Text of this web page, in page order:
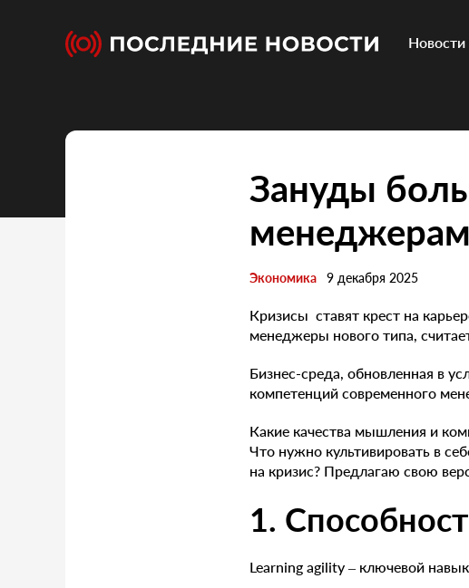
Новости
Зануды
Экономика 9 декабря 2025
Кризисы ставят крест на
менеджеры нового типа,
Бизнес-среда, обновленная в
компетенций современного
Какие качества мышления и
Что нужно культивировать в
на кризис? Предлагаю свою
1.
Learning agility – ключевой